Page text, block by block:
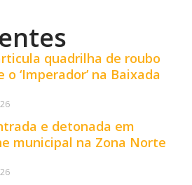
quadrilha de roubo
‘Imperador’ na Baixada
e detonada em
municipal na Zona Norte